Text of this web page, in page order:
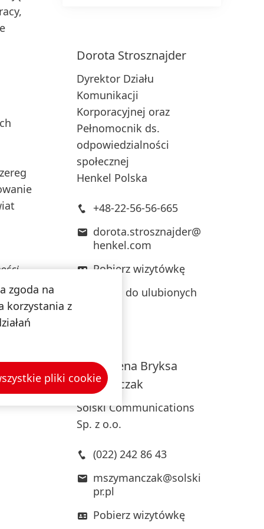
Dorota Strosznajder
Dyrektor Działu
Komunikacji
Korporacyjnej oraz
Pełnomocnik ds.
odpowiedzialności
społecznej
Henkel Polska
+48-22-56-56-665
dorota.strosznajder@
henkel.com
Pobierz wizytówkę
Dodaj do ulubionych
Magdalena Bryksa
Szymańczak
Solski Communications
Sp. z o.o.
(022) 242 86 43
mszymanczak@solski
pr.pl
Pobierz wizytówkę
zgoda na
korzystania z
pliki cookie